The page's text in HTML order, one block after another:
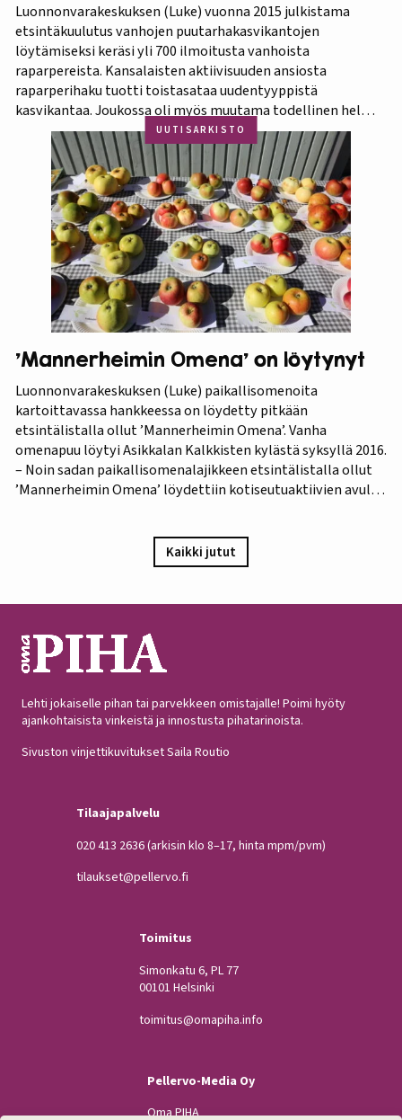
Luonnonvarakeskuksen (Luke) vuonna 2015 julkistama
etsintäkuulutus vanhojen puutarhakasvikantojen
löytämiseksi keräsi yli 700 ilmoitusta vanhoista
raparpereista. Kansalaisten aktiivisuuden ansiosta
raparperihaku tuotti toistasataa uudentyyppistä
kasvikantaa. Joukossa oli myös muutama todellinen helmi.
Koko aineistosta jatkotutkimuksiin pääsi 375 kasvia, joista
60 prosenttia osoittautui vihreä-punavartiseksi Victoria-
lajikkeeksi. Raparperitutkimus dokumentoitiin vaihe
vaiheelta elokuvaksi ”Raparperin kadonneita geenejä
etsimässä”. Elokuvan ensiesitys ja tutkimustulosten
julkistus…
UUTISARKISTO
’Mannerheimin Omena’ on löytynyt
Luonnonvarakeskuksen (Luke) paikallisomenoita
kartoittavassa hankkeessa on löydetty pitkään
etsintälistalla ollut ’Mannerheimin Omena’. Vanha
omenapuu löytyi Asikkalan Kalkkisten kylästä syksyllä 2016.
– Noin sadan paikallisomenalajikkeen etsintälistalla ollut
’Mannerheimin Omena’ löydettiin kotiseutuaktiivien avulla.
vastaa Puutarha-lehden vuosien 1921 ja 1931 kuvauksia,
iloitsee tutkija Maarit Heinonen Lukesta.…
Kaikki jutut
Lehti jokaiselle pihan tai parvekkeen omistajalle! Poimi hyöty
ajankohtaisista vinkeistä ja innostusta pihatarinoista.
Sivuston vinjettikuvitukset Saila Routio
Tilaajapalvelu
020 413 2636(arkisin klo 8–17, hinta mpm/pvm)
tilaukset@pellervo.fi
Toimitus
Simonkatu 6, PL 77
00101 Helsinki
toimitus@omapiha.info
Pellervo-Media Oy
Oma PIHA